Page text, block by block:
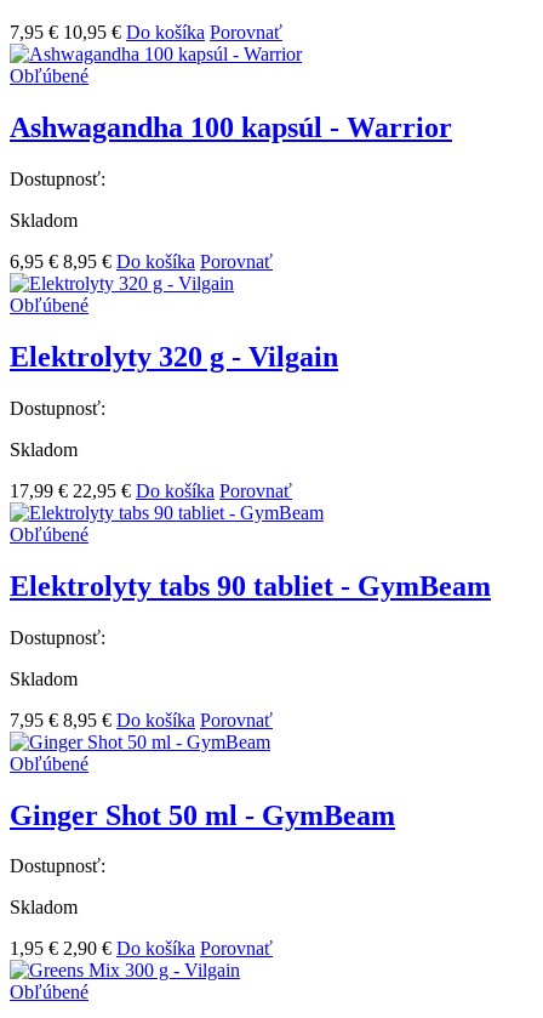
7,95 € 10,95 € Do košíka Porovnať
Obľúbené
Ashwagandha 100 kapsúl - Warrior
Dostupnosť:
Skladom
6,95 € 8,95 € Do košíka Porovnať
Obľúbené
Elektrolyty 320 g - Vilgain
Dostupnosť:
Skladom
17,99 € 22,95 € Do košíka Porovnať
Obľúbené
Elektrolyty tabs 90 tabliet - GymBeam
Dostupnosť:
Skladom
7,95 € 8,95 € Do košíka Porovnať
Obľúbené
Ginger Shot 50 ml - GymBeam
Dostupnosť:
Skladom
1,95 € 2,90 € Do košíka Porovnať
Obľúbené